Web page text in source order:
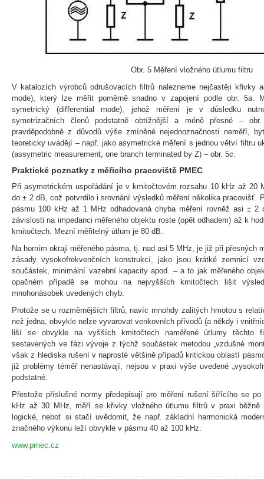
Obr. 5 Měření vložného útlumu filtru
V katalozích výrobců odrušovacích filtrů nalezneme nejčastěji křivky
mode), který lze měřit poměrně snadno v zapojení podle obr. 5a.
symetrický (differential mode), jehož měření je v důsledku
symetrizačních členů podstatně obtížnější a méně přesné –
pravděpodobně z důvodů výše zmíněné nejednoznačnosti neměří,
teoreticky uvádějí – např. jako asymetrické měření s jednou větví filtru
(assymetric measurement, one branch terminated by Z) – obr. 5c.
Praktické poznatky z měřicího pracoviště PMEC
Při asymetrickém uspořádání je v kmitočtovém rozsahu 10 kHz až 20
do ± 2 dB, což potvrdilo i srovnání výsledků měření několika pracovišť.
pásmu 100 kHz až 1 MHz odhadovaná chyba měření rovněž asi ± 2
závislosti na impedanci měřeného objektu roste (opět odhadem) až k
kmitočtech. Mezní měřitelný útlum je 80 dB.
Na horním okraji měřeného pásma, tj. nad asi 5 MHz, je již při přesných
zásady vysokofrekvenčních konstrukcí, jako jsou krátké zemnicí
součástek, minimální vazební kapacity apod. – a to jak měřeného
opačném případě se mohou na nejvyšších kmitočtech lišit
mnohonásobek uvedených chyb.
Protože se u rozměrnějších filtrů, navíc mnohdy zalitých hmotou s
než jedna, obvykle nelze vyvarovat venkovních přívodů (a někdy i
liší se obvykle na vyšších kmitočtech naměřené útlumy těchto
sestavených ve fázi vývoje z týchž součástek metodou „vzdušné
však z hlediska rušení v naprosté většině případů kritickou oblastí
již problémy téměř nenastávají, nejsou v praxi výše uvedené
podstatné.
Přestože příslušné normy předepisují pro měření rušení šířícího se
kHz až 30 MHz, měří se křivky vložného útlumu filtrů v praxi
logické, neboť si stačí uvědomit, že např. základní harmonická
značného výkonu leží obvykle v pásmu 40 až 100 kHz.
www.pmec.cz